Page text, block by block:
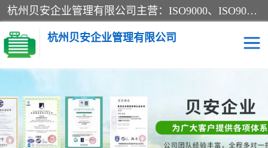
杭州贝安企业管理有限公司主营：ISO9000、ISO9000认证、ISO9001认证、ISO14000认证、ISO14001认证等系列企业认证服务。
杭州贝安企业管理有限公司
CE认证 ISO13485认证
SA认证 CCC认证